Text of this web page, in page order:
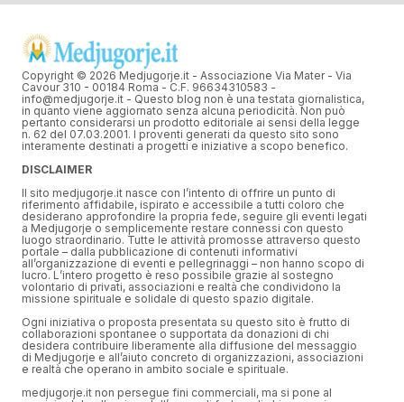
Copyright © 2026 Medjugorje.it - Associazione Via Mater - Via
Cavour 310 - 00184 Roma - C.F. 96634310583 -
info@medjugorje.it - Questo blog non è una testata giornalistica,
in quanto viene aggiornato senza alcuna periodicità. Non può
pertanto considerarsi un prodotto editoriale ai sensi della legge
n. 62 del 07.03.2001. I proventi generati da questo sito sono
interamente destinati a progetti e iniziative a scopo benefico.
DISCLAIMER
Il sito medjugorje.it nasce con l’intento di offrire un punto di
riferimento affidabile, ispirato e accessibile a tutti coloro che
desiderano approfondire la propria fede, seguire gli eventi legati
a Medjugorje o semplicemente restare connessi con questo
luogo straordinario. Tutte le attività promosse attraverso questo
portale – dalla pubblicazione di contenuti informativi
all’organizzazione di eventi e pellegrinaggi – non hanno scopo di
lucro. L’intero progetto è reso possibile grazie al sostegno
volontario di privati, associazioni e realtà che condividono la
missione spirituale e solidale di questo spazio digitale.
Ogni iniziativa o proposta presentata su questo sito è frutto di
collaborazioni spontanee o supportata da donazioni di chi
desidera contribuire liberamente alla diffusione del messaggio
di Medjugorje e all’aiuto concreto di organizzazioni, associazioni
e realtà che operano in ambito sociale e spirituale.
medjugorje.it non persegue fini commerciali, ma si pone al